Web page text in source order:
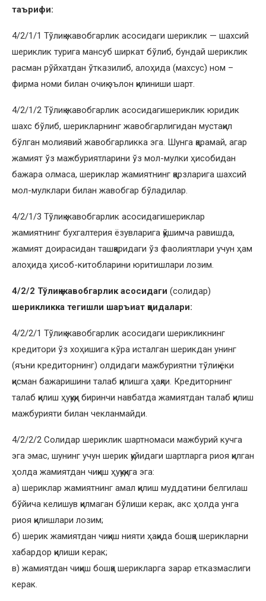
таърифи:
4/2/1/1 Тўлиқ жавобгарлик асосидаги шериклик — шахсий
шериклик турига мансуб ширкат бўлиб, бундай шериклик
расман рўйхатдан ўтказилиб, алоҳида (махсус) ном –
фирма номи билан очиқ эълон қилиниши шарт.
4/2/1/2 Тўлиқ жавобгарлик асосидагишериклик юридик
шахс бўлиб, шерикларнинг жавобгарлигидан мустақил
бўлган молиявий жавобгарликка эга. Шунга қарамай, агар
жамият ўз мажбуриятларини ўз мол-мулки ҳисобидан
бажара олмаса, шериклар жамиятнинг қарзларига шахсий
мол-мулклари билан жавобгар бўладилар.
4/2/1/3 Тўлиқ жавобгарлик асосидагишериклар
жамиятнинг бухгалтерия ёзувларига қўшимча равишда,
жамият доирасидан ташқаридаги ўз фаолиятлари учун ҳам
алоҳида ҳисоб-китобларини юритишлари лозим.
4/2/2 Тўлиқ жавобгарлик асосидаги (солидар)
шерикликка тегишли шаръиат қоидалари:
4/2/2/1 Тўлиқ жавобгарлик асосидаги шерикликнинг
кредитори ўз хоҳишига кўра исталган шерикдан унинг
(яъни кредиторнинг) олдидаги мажбуриятни тўлиқ ёки
қисман бажаришини талаб қилишга ҳақли. Кредиторнинг
талаб қилиш ҳуқуқи биринчи навбатда жамиятдан талаб қилиш
мажбурияти билан чекланмайди.
4/2/2/2 Солидар шериклик шартномаси мажбурий кучга
эга эмас, шунинг учун шерик қуйидаги шартларга риоя қилган
ҳолда жамиятдан чиқиш ҳуқуқига эга:
а) шериклар жамиятнинг амал қилиш муддатини белгилаш
бўйича келишув қилмаган бўлиши керак, акс ҳолда унга
риоя қилишлари лозим;
б) шерик жамиятдан чиқиш нияти ҳақида бошқа шерикларни
хабардор қилиши керак;
в) жамиятдан чиқиш бошқа шерикларга зарар етказмаслиги
керак.